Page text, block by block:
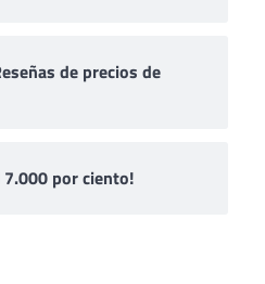
de precios de
7.000 por ciento!